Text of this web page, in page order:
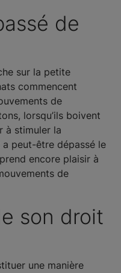
de
sur la petite
commencent
de
lorsqu’ils boivent
à stimuler la
peut-être dépassé le
encore plaisir à
de
son droit
une manière